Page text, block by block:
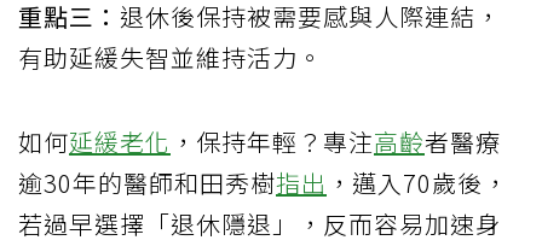
重點三： 退休後保持被需要感與人際連結，
有助延緩失智並維持活力。
如何延緩老化 ，保持年輕？專注高齡者醫療
逾30年的醫師和田秀樹指出 ，邁入70歲後，
若過早選擇「退休隱退」，反而容易加速身